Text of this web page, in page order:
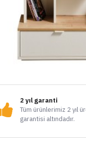
2 yıl garanti
Tüm ürünlerimiz 2 yıl
garantisi altındadır.